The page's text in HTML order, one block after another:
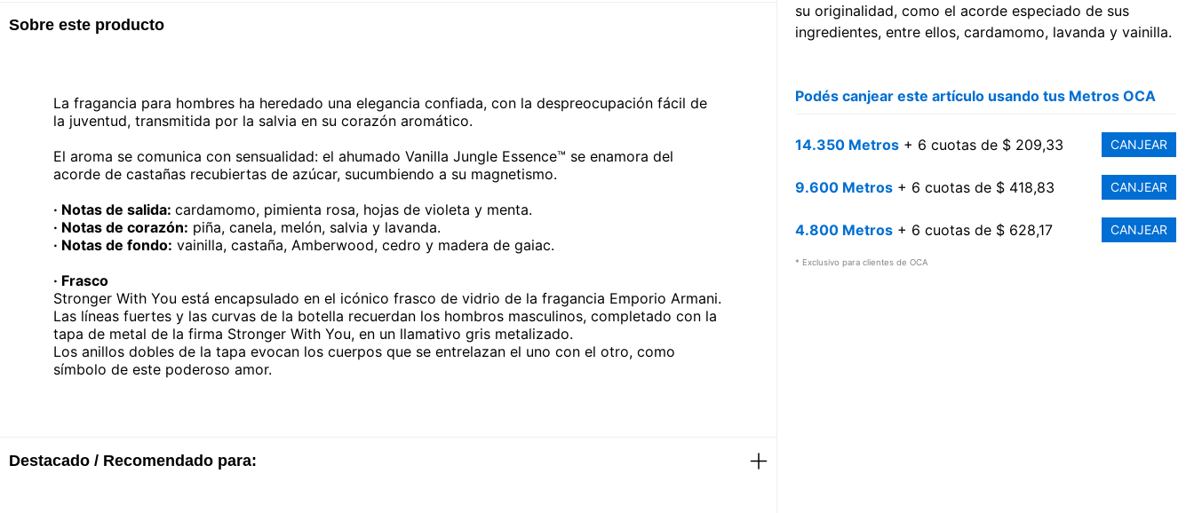
Sobre este producto
La fragancia para hombres ha heredado una elegancia confiada, con la despreocupación fácil de
la juventud, transmitida por la salvia en su corazón aromático.
El aroma se comunica con sensualidad: el ahumado Vanilla Jungle Essence™ se enamora del
acorde de castañas recubiertas de azúcar, sucumbiendo a su magnetismo.
· Notas de salida: cardamomo, pimienta rosa, hojas de violeta y menta.
· Notas de corazón: piña, canela, melón, salvia y lavanda.
· Notas de fondo: vainilla, castaña, Amberwood, cedro y madera de gaiac.
· Frasco
Stronger With You está encapsulado en el icónico frasco de vidrio de la fragancia Emporio Armani.
Las líneas fuertes y las curvas de la botella recuerdan los hombros masculinos, completado con la
tapa de metal de la firma Stronger With You, en un llamativo gris metalizado.
Los anillos dobles de la tapa evocan los cuerpos que se entrelazan el uno con el otro, como
símbolo de este poderoso amor.
Destacado / Recomendado para:
su originalidad, como el acorde especiado de sus
ingredientes, entre ellos, cardamomo, lavanda y vainilla.
Podés canjear este artículo usando tus Metros OCA
14.350 Metros+ 6 cuotas de $ 209,33 CANJEAR
9.600 Metros+ 6 cuotas de $ 418,83 CANJEAR
4.800 Metros+ 6 cuotas de $ 628,17 CANJEAR
* Exclusivo para clientes de OCA